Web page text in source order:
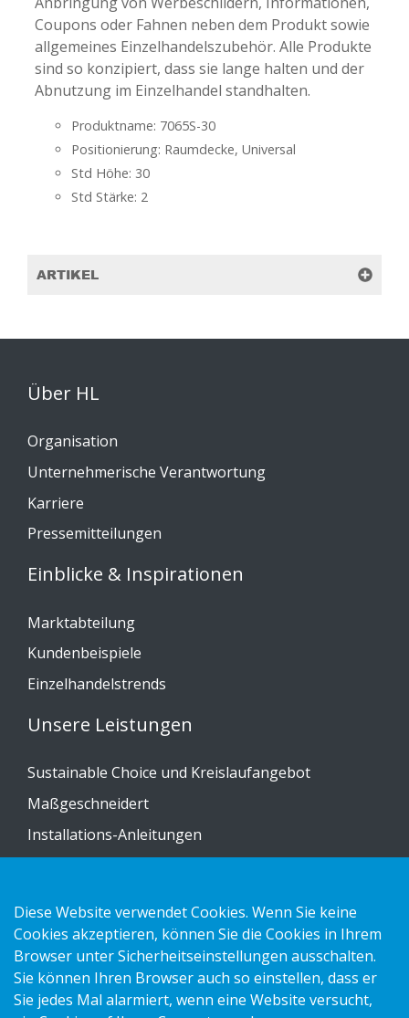
Coupons oder Fahnen neben dem Produkt sowie
allgemeines Einzelhandelszubehör. Alle Produkte
sind so konzipiert, dass sie lange halten und der
Abnutzung im Einzelhandel standhalten.
Produktname: 7065S-30
Positionierung: Raumdecke, Universal
Std Höhe: 30
Std Stärke: 2
ARTIKEL
Über HL
Organisation
Unternehmerische Verantwortung
Karriere
Pressemitteilungen
Einblicke & Inspirationen
Marktabteilung
Kundenbeispiele
Einzelhandelstrends
Unsere Leistungen
Sustainable Choice und Kreislaufangebot
Maßgeschneidert
Installations-Anleitungen
Kontakt
Datenschutzerklärung
Cookies
Diese Website verwendet Cookies. Wenn Sie keine
Cookies akzeptieren, können Sie die Cookies in Ihrem
Browser unter Sicherheitseinstellungen ausschalten.
Sie können Ihren Browser auch so einstellen, dass er
Sie jedes Mal alarmiert, wenn eine Website versucht,